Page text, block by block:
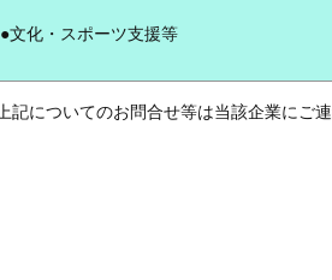
●文化・スポーツ支援等
上記についてのお問合せ等は当該企業にご連